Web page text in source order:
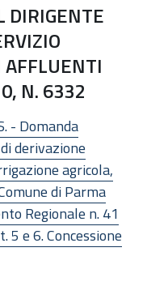
DIRIGENTE
AFFLUENTI
N. 6332
- Domanda
derivazione
agricola,
di Parma
Regionale n. 41
e 6. Concessione